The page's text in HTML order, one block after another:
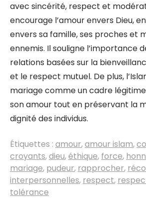
avec sincérité, respect et
encourage l’amour envers Dieu,
envers sa famille, ses proches et
ennemis. Il souligne l’importance
relations basées sur la
et le respect mutuel. De plus,
mariage comme un cadre
son amour tout en préservant la
dignité des individus.
Étiquettes : amour,amour islam,
croyants,dieu,éthique, force,
mariage, pudeur, rapprocher,
interpersonnelles, respect,
tolérance